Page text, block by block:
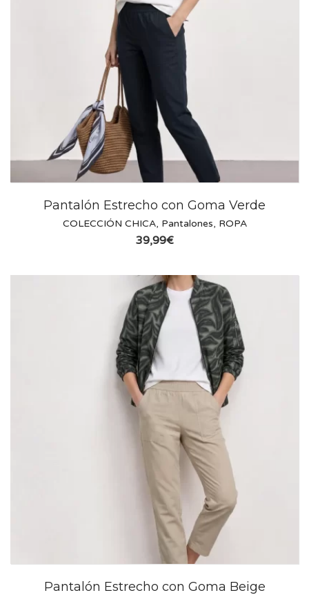
Pantalón Estrecho con Goma Verde
COLECCIÓN CHICA, Pantalones, ROPA
39,99€
Pantalón Estrecho con Goma Beige